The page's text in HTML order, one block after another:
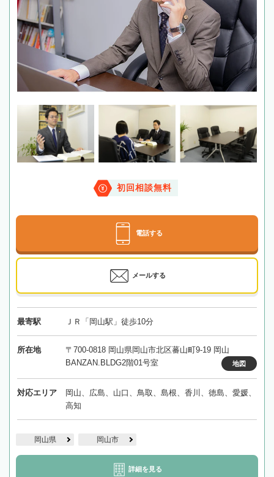
初回相談無料
電話する
メールする
最寄駅 ＪＲ「岡山駅」徒歩10分
所在地
〒700-0818 岡山県岡山市北区蕃山町9-19 岡山
BANZAN.BLDG2階01号室
地図
対応エリア
岡山、広島、山口、鳥取、島根、香川、徳島、愛媛、
高知
岡山県 岡山市
詳細を見る